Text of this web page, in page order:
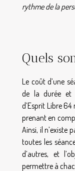
rythme de la
Quels
Le coût d’une
de la durée et
d’Esprit Libre 64
prenant en
Ainsi, il n’existe
toutes les
d’autres, et
permettre à